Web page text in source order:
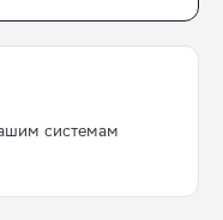
системам